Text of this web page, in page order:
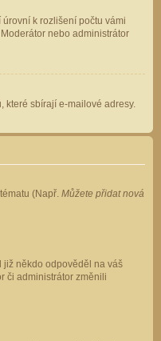
k rozlišení počtu vámi
nebo administrátor
které sbírají e-mailové adresy.
(Např. Můžete přidat nová
již někdo odpověděl na váš
či administrátor změnili